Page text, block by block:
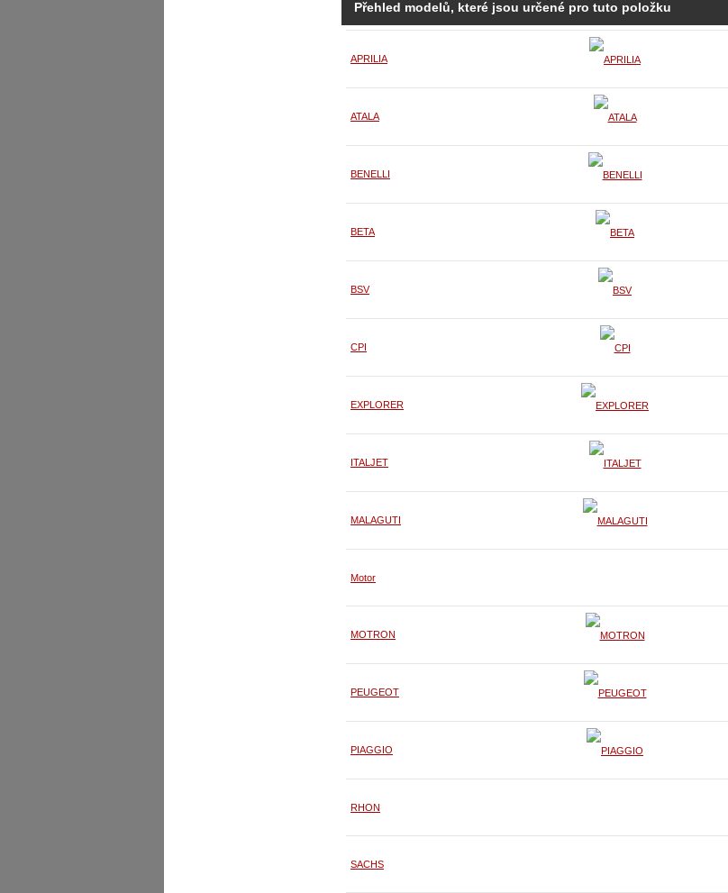
Přehled modelů, které jsou určené pro tuto položku
APRILIA
ATALA
BENELLI
BETA
BSV
CPI
EXPLORER
ITALJET
MALAGUTI
Motor
MOTRON
PEUGEOT
PIAGGIO
RHON
SACHS